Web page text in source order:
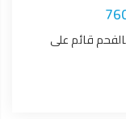
قائم على